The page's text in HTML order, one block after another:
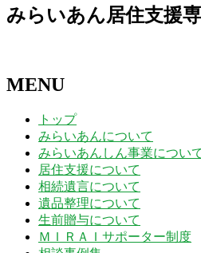
みらいあん居住支援
MENU
トップ
みらいあんについて
みらいあんしん事業につい
居住支援について
相続遺言について
遺品整理について
生前贈与について
ＭＩＲＡＩサポーター制度